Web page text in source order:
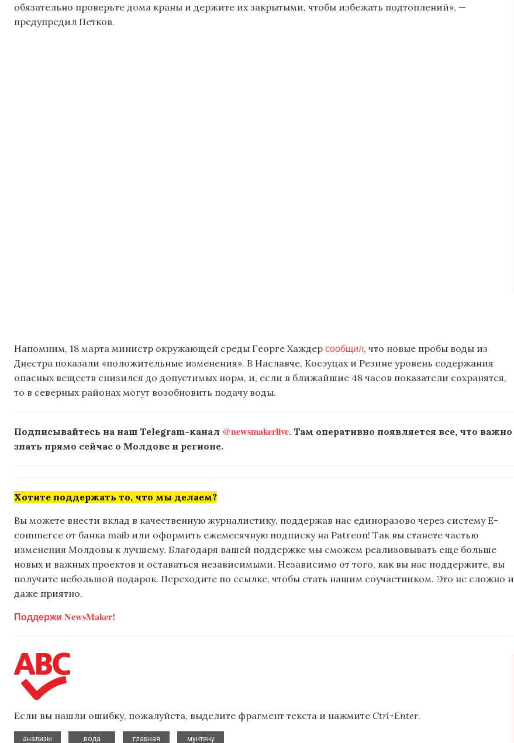
обязательно проверьте дома краны и держите их закрытыми, чтобы избежать подтоплений», —
предупредил Петков.
Напомним, 18 марта министр окружающей среды Георге Хаждер сообщил, что новые пробы воды из
Днестра показали «положительные изменения». В Наславче, Косэуцах и Резине уровень содержания
опасных веществ снизился до допустимых норм, и, если в ближайшие 48 часов показатели сохранятся,
то в северных районах могут возобновить подачу воды.
Подписывайтесь на наш Telegram-канал @newsmakerlive. Там оперативно появляется все, что важно
знать прямо сейчас о Молдове и регионе.
Хотите поддержать то, что мы делаем?
Вы можете внести вклад в качественную журналистику, поддержав нас единоразово через систему E-
commerce от банка maib или оформить ежемесячную подписку на Patreon! Так вы станете частью
изменения Молдовы к лучшему. Благодаря вашей поддержке мы сможем реализовывать еще больше
новых и важных проектов и оставаться независимыми. Независимо от того, как вы нас поддержите, вы
получите небольшой подарок. Переходите по ссылке, чтобы стать нашим соучастником. Это не сложно и
даже приятно.
Поддержи NewsMaker!
Если вы нашли ошибку, пожалуйста, выделите фрагмент текста и нажмите Ctrl+Enter.
анализы
вода
главная
мунтяну